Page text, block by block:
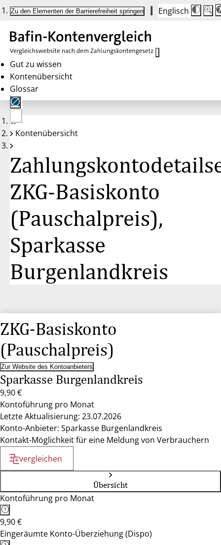
Zu den Elementen der Barrierefreiheit springen Englisch
Die
auf
100
100
Gut zu wissen
Kontenübersicht
Glossar
Keine
Konten
Kontenübersicht
ZKG-Basiskonto
(Pauschalpreis),
Sparkasse
Burgenlandkreis
ZKG-Basiskonto
(Pauschalpreis)
Zur Website des Kontoanbieters
Sparkasse Burgenlandkreis
9,90 €
Kontoführung pro Monat
Letzte Aktualisierung: 23.07.2026
Konto-Anbieter: Sparkasse Burgenlandkreis
Kontakt-Möglichkeit für eine Meldung von Verbrauchern
vergleichen
Übersicht
Kontoführung pro Monat
9,90 €
Eingeräumte Konto-Überziehung (Dispo)